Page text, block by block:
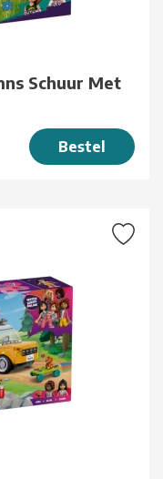
Schuur Met
Bestel